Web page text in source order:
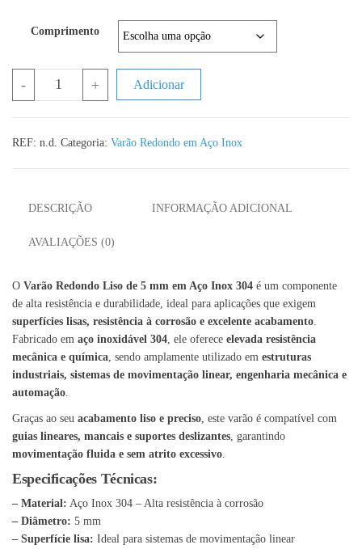
Comprimento
- + Adicionar
REF: n.d. Categoria: Varão Redondo em Aço Inox
DESCRIÇÃO INFORMAÇÃO ADICIONAL
AVALIAÇÕES (0)
O Varão Redondo Liso de 5 mm em Aço Inox 304 é um componente
de alta resistência e durabilidade, ideal para aplicações que exigem
superfícies lisas, resistência à corrosão e excelente acabamento.
Fabricado em aço inoxidável 304, ele oferece elevada resistência
mecânica e química, sendo amplamente utilizado em estruturas
industriais, sistemas de movimentação linear, engenharia mecânica e
automação.
Graças ao seu acabamento liso e preciso, este varão é compatível com
guias lineares, mancais e suportes deslizantes, garantindo
movimentação fluida e sem atrito excessivo.
Especificações Técnicas:
– Material: Aço Inox 304 – Alta resistência à corrosão
– Diâmetro: 5 mm
– Superfície lisa: Ideal para sistemas de movimentação linear